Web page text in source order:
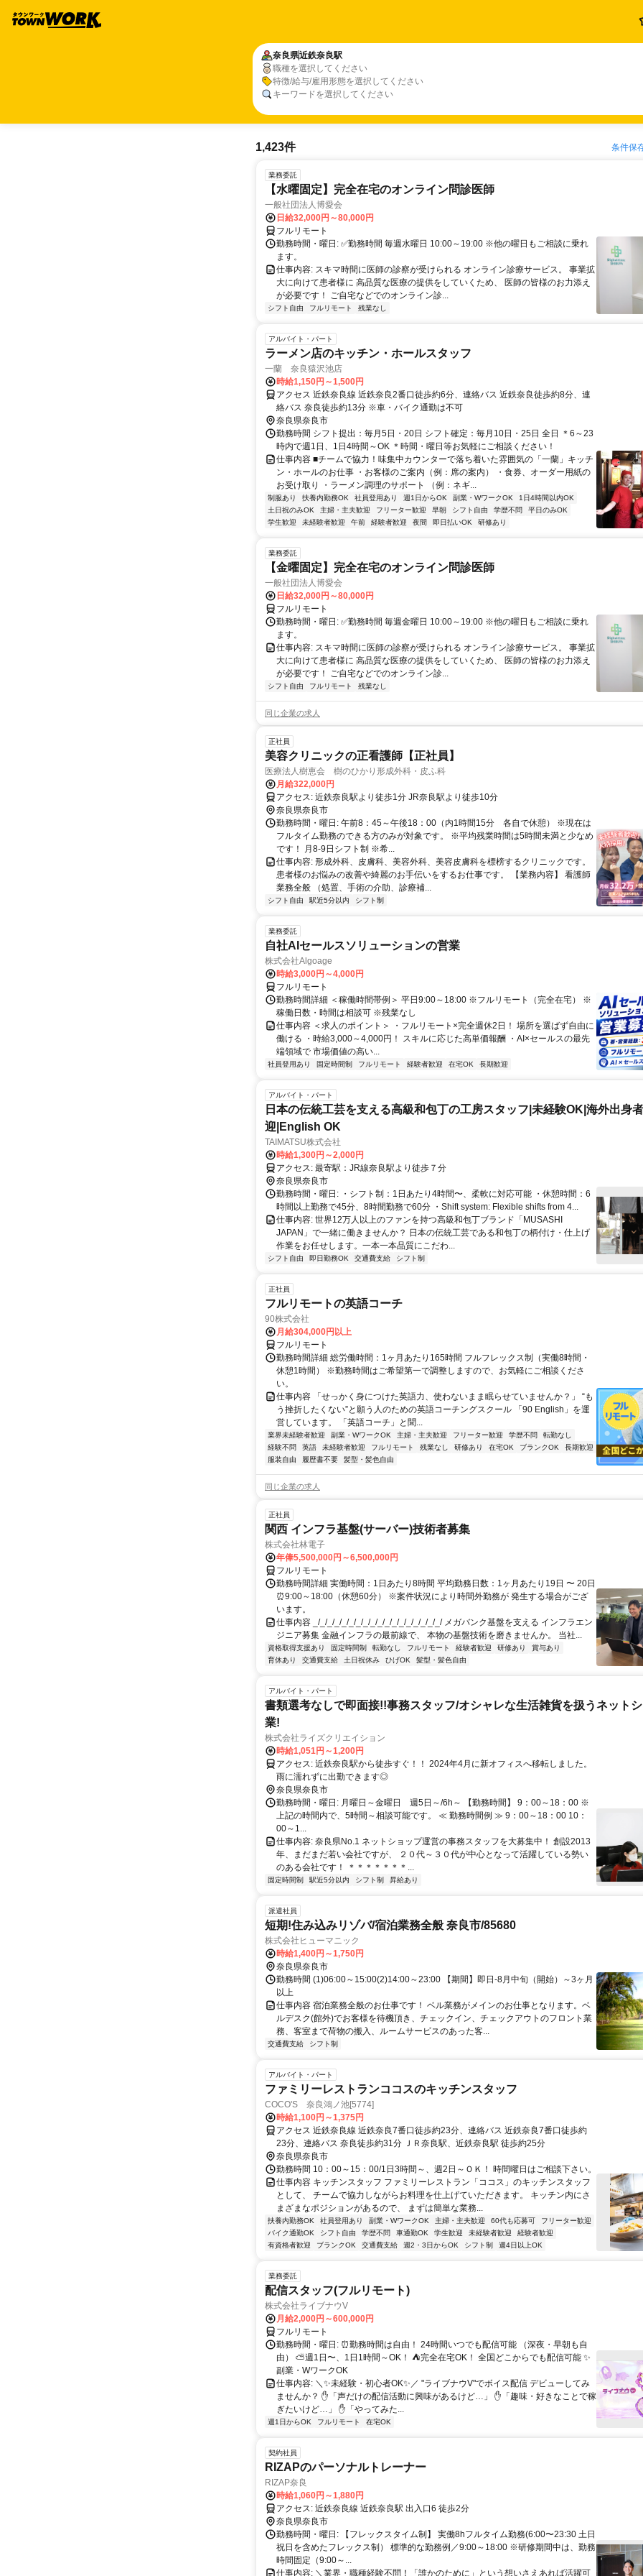
奈良県近鉄奈良駅
職種を選択してください
特徴/給与/雇用形態を選択してください
キーワードを選択してください
1,423件 条件保
業務委託
【水曜固定】完全在宅のオンライン問診医師
一般社団法人博愛会
日給32,000円～80,000円
フルリモート
勤務時間・曜日: ✅勤務時間 毎週水曜日 10:00～19:00 ※他の曜日もご相談に乗れ
ます。
仕事内容: スキマ時間に医師の診察が受けられる オンライン診療サービス。 事業拡
大に向けて患者様に 高品質な医療の提供をしていくため、 医師の皆様のお力添え
が必要です！ ご自宅などでのオンライン診...
シフト自由 フルリモート 残業なし
アルバイト・パート
ラーメン店のキッチン・ホールスタッフ
一蘭 奈良猿沢池店
時給1,150円～1,500円
アクセス 近鉄奈良線 近鉄奈良2番口徒歩約6分、連絡バス 近鉄奈良徒歩約8分、連
絡バス 奈良徒歩約13分 ※車・バイク通勤は不可
奈良県奈良市
勤務時間 シフト提出：毎月5日・20日 シフト確定：毎月10日・25日 全日 ＊6～23
時内で週1日、1日4時間～OK ＊時間・曜日等お気軽にご相談ください！
仕事内容 ■チームで協力！味集中カウンターで落ち着いた雰囲気の「一蘭」キッチ
ン・ホールのお仕事 ・お客様のご案内（例：席の案内） ・食券、オーダー用紙の
お受け取り ・ラーメン調理のサポート （例：ネギ...
制服あり 扶養内勤務OK 社員登用あり 週1日からOK 副業・WワークOK
1日4時間以内OK
土日祝のみOK
主婦・主夫歓迎 フリーター歓迎 早朝 シフト自由 学歴不問
平日のみOK
学生歓迎
未経験者歓迎 午前 経験者歓迎 夜間 即日払いOK 研修あり
業務委託
【金曜固定】完全在宅のオンライン問診医師
一般社団法人博愛会
日給32,000円～80,000円
フルリモート
勤務時間・曜日: ✅勤務時間 毎週金曜日 10:00～19:00 ※他の曜日もご相談に乗れ
ます。
仕事内容: スキマ時間に医師の診察が受けられる オンライン診療サービス。 事業拡
大に向けて患者様に 高品質な医療の提供をしていくため、 医師の皆様のお力添え
が必要です！ ご自宅などでのオンライン診...
シフト自由 フルリモート 残業なし
同じ企業の求人
正社員
美容クリニックの正看護師【正社員】
医療法人樹恵会 樹のひかり形成外科・皮ふ科
月給322,000円
アクセス: 近鉄奈良駅より徒歩1分 JR奈良駅より徒歩10分
奈良県奈良市
勤務時間・曜日: 午前8：45～午後18：00（内1時間15分 各自で休憩） ※現在は
フルタイム勤務のできる方のみが対象です。 ※平均残業時間は5時間未満と少なめ
です！ 月8-9日シフト制 ※希...
仕事内容: 形成外科、皮膚科、美容外科、美容皮膚科を標榜するクリニックです。
患者様のお悩みの改善や綺麗のお手伝いをするお仕事です。 【業務内容】 看護師
業務全般 （処置、手術の介助、診療補...
シフト自由 駅近5分以内 シフト制
業務委託
自社AIセールスソリューションの営業
株式会社Algoage
時給3,000円～4,000円
フルリモート
勤務時間詳細 ＜稼働時間帯例＞ 平日9:00～18:00 ※フルリモート（完全在宅） ※
稼働日数・時間は相談可 ※残業なし
仕事内容 ＜求人のポイント＞ ・フルリモート×完全週休2日！ 場所を選ばず自由に
働ける ・時給3,000～4,000円！ スキルに応じた高単価報酬 ・AI×セールスの最先
端領域で 市場価値の高い...
社員登用あり 固定時間制 フルリモート 経験者歓迎 在宅OK 長期歓迎
アルバイト・パート
日本の伝統工芸を支える高級和包丁の工房スタッフ|未経験OK|海外出身
迎|English OK
TAIMATSU株式会社
時給1,300円～2,000円
アクセス: 最寄駅：JR線奈良駅より徒歩７分
奈良県奈良市
勤務時間・曜日: ・シフト制：1日あたり4時間〜、柔軟に対応可能 ・休憩時間：6
時間以上勤務で45分、8時間勤務で60分 ・Shift system: Flexible shifts from 4...
仕事内容: 世界12万人以上のファンを持つ高級和包丁ブランド「MUSASHI
JAPAN」で一緒に働きませんか？ 日本の伝統工芸である和包丁の柄付け・仕上げ
作業をお任せします。一本一本品質にこだわ...
シフト自由 即日勤務OK 交通費支給 シフト制
正社員
フルリモートの英語コーチ
90株式会社
月給304,000円以上
フルリモート
勤務時間詳細 総労働時間：1ヶ月あたり165時間 フルフレックス制（実働8時間・
休憩1時間） ※勤務時間はご希望第一で調整しますので、お気軽にご相談くださ
い。
仕事内容 「せっかく身につけた英語力、使わないまま眠らせていませんか？」 “も
う挫折したくない”と願う人のための英語コーチングスクール 「90 English」を運
営しています。 「英語コーチ」と聞...
業界未経験者歓迎 副業・WワークOK 主婦・主夫歓迎 フリーター歓迎 学歴不問
転勤なし
経験不問
英語 未経験者歓迎 フルリモート 残業なし 研修あり 在宅OK ブランクOK
長期歓迎
服装自由
履歴書不要 髪型・髪色自由
同じ企業の求人
正社員
関西 インフラ基盤(サーバー)技術者募集
株式会社林電子
年俸5,500,000円～6,500,000円
フルリモート
勤務時間詳細 実働時間：1日あたり8時間 平均勤務日数：1ヶ月あたり19日 〜 20日
⏰9:00～18:00（休憩60分） ※案件状況により時間外勤務が 発生する場合がござ
います。
仕事内容 _/_/_/_/_/_/_/_/_/_/_/_/_/_/_/_/_/_/ メガバンク基盤を支える インフラエン
ジニア募集 金融インフラの最前線で、 本物の基盤技術を磨きませんか。 当社...
資格取得支援あり 固定時間制 転勤なし フルリモート 経験者歓迎 研修あり
賞与あり
育休あり
交通費支給 土日祝休み ひげOK 髪型・髪色自由
アルバイト・パート
書類選考なしで即面接!!事務スタッフ/オシャレな生活雑貨を扱うネット
業!
株式会社ライズクリエイション
時給1,051円～1,200円
アクセス: 近鉄奈良駅から徒歩すぐ！！ 2024年4月に新オフィスへ移転しました。
雨に濡れずに出勤できます◎
奈良県奈良市
勤務時間・曜日: 月曜日～金曜日 週5日～/6h～ 【勤務時間】 9：00～18：00 ※
上記の時間内で、5時間～相談可能です。 ≪ 勤務時間例 ≫ 9：00～18：00 10：
00～1...
仕事内容: 奈良県No.1 ネットショップ運営の事務スタッフを大募集中！ 創設2013
年、まだまだ若い会社ですが、 ２０代～３０代が中心となって活躍している勢い
のある会社です！ ＊＊＊＊＊＊＊...
固定時間制 駅近5分以内 シフト制 昇給あり
派遣社員
短期!住み込みリゾバ/宿泊業務全般 奈良市/85680
株式会社ヒューマニック
時給1,400円～1,750円
奈良県奈良市
勤務時間 (1)06:00～15:00(2)14:00～23:00 【期間】即日-8月中旬（開始）～3ヶ月
以上
仕事内容 宿泊業務全般のお仕事です！ ベル業務がメインのお仕事となります。ベ
ルデスク(館外)でお客様を待機頂き、チェックイン、チェックアウトのフロント業
務、客室まで荷物の搬入、ルームサービスのあった客...
交通費支給 シフト制
アルバイト・パート
ファミリーレストランココスのキッチンスタッフ
COCO'S 奈良鴻ノ池[5774]
時給1,100円～1,375円
アクセス 近鉄奈良線 近鉄奈良7番口徒歩約23分、連絡バス 近鉄奈良7番口徒歩約
23分、連絡バス 奈良徒歩約31分 ＪＲ奈良駅、近鉄奈良駅 徒歩約25分
奈良県奈良市
勤務時間 10：00～15：00/1日3時間～、週2日～ＯＫ！ 時間曜日はご相談下さい。
仕事内容 キッチンスタッフ ファミリーレストラン「ココス」のキッチンスタッフ
として、 チームで協力しながらお料理を仕上げていただきます。 キッチン内にさ
まざまなポジションがあるので、 まずは簡単な業務...
扶養内勤務OK 社員登用あり 副業・WワークOK 主婦・主夫歓迎 60代も応募可
フリーター歓迎
バイク通勤OK
シフト自由 学歴不問 車通勤OK 学生歓迎 未経験者歓迎
経験者歓迎
有資格者歓迎
ブランクOK 交通費支給 週2・3日からOK シフト制 週4日以上OK
業務委託
配信スタッフ(フルリモート)
株式会社ライブナウV
月給2,000円～600,000円
フルリモート
勤務時間・曜日: ⏰勤務時間は自由！ 24時間いつでも配信可能 （深夜・早朝も自
由） ⛅週1日〜、1日1時間～OK！ ⛺完全在宅OK！ 全国どこからでも配信可能 ✨
副業・WワークOK
仕事内容: ＼✨未経験・初心者OK✨／ "ライブナウV"でボイス配信 デビューしてみ
ませんか？ ✋「声だけの配信活動に興味があるけど…」 ✋「趣味・好きなことで稼
ぎたいけど…」 ✋「やってみた...
週1日からOK フルリモート 在宅OK
契約社員
RIZAPのパーソナルトレーナー
RIZAP奈良
時給1,060円～1,880円
アクセス: 近鉄奈良線 近鉄奈良駅 出入口6 徒歩2分
奈良県奈良市
勤務時間・曜日: 【フレックスタイム制】 実働8hフルタイム勤務(6:00〜23:30 土日
祝日を含めたフレックス制） 標準的な勤務例／9:00～18:00 ※研修期間中は、勤務
時間固定（9:00～...
仕事内容: ＼業界・職種経験不問！「誰かのために」という想いさえあれば活躍可